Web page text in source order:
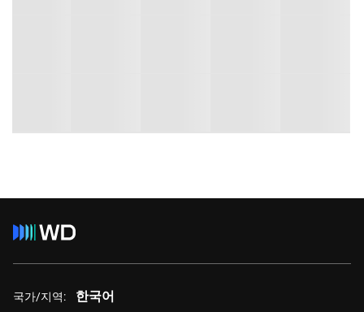
국가/지역: 한국어